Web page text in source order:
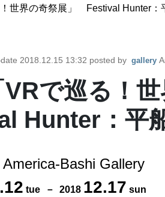
世界の奇祭展」 Festival Hunter：
2018.12.15 13:32 posted by gallery
で巡る！
Hunter：平
America-Bashi Gallery
.12 tue－ 2018 12.17 sun